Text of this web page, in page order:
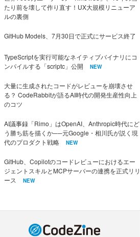
たり前を壊して作り直す！UX大規模リニューア
ルの裏側
GitHub Models、7月30日で正式にサービス終了
TypeScriptを実行可能なネイティブバイナリにコ
ンパイルする「scriptc」公開
NEW
大量に生成されたコードがレビューを崩壊させ
る？ CodeRabbitが語るAI時代の開発生産性向上
のコツ
AI議事録「Rimo」はOpenAI、Anthropic時代にど
う勝ち筋を描くか──元Google・相川氏が説く現
代のプロダクト戦略
NEW
GitHub、Copilotのコードレビューにおけるエー
ジェントスキルとMCPサーバーの連携を正式リリ
ース
NEW